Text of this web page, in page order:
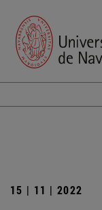
15 | 11 | 2022